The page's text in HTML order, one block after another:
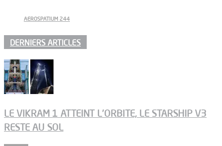
AEROSPATIUM 244
DERNIERS ARTICLES
LE VIKRAM 1 ATTEINT L’ORBITE, LE STARSHIP V3
RESTE AU SOL